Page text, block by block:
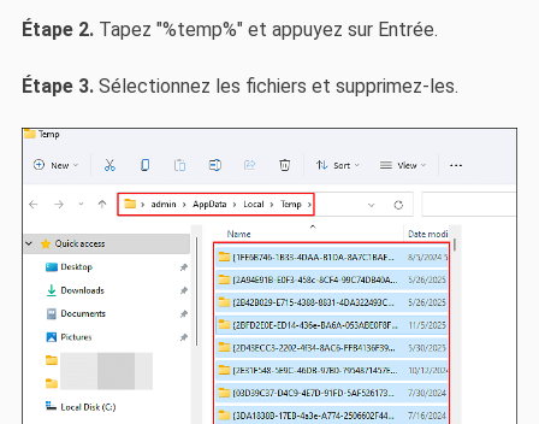
Étape 2.Tapez "%temp%" et appuyez sur Entrée.
Étape 3.Sélectionnez les fichiers et supprimez-les.